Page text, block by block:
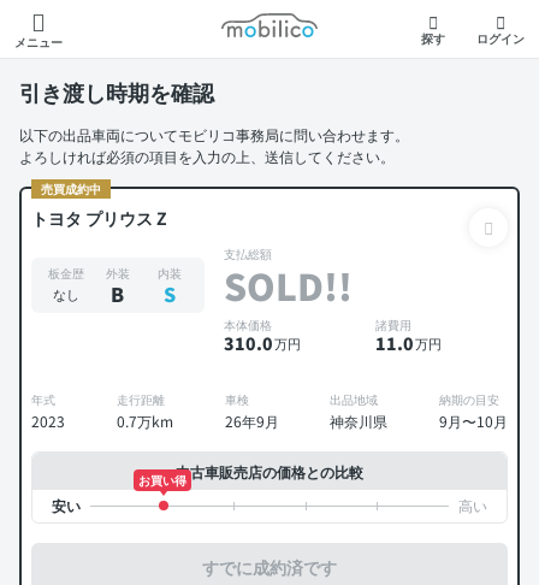
メニュー
モビリコ
探す ログイン
引き渡し時期を確認
以下の出品車両についてモビリコ事務局に問い合わせます。
よろしければ必須の項目を入力の上、送信してください。
売買成約中
トヨタ プリウス Z
板金歴
なし
外装
B
内装
S
支払総額
SOLD!!
本体価格
310.0万円
諸費用
11.0万円
年式
2023
走行距離
0.7万km
車検
26年9月
出品地域
神奈川県
納期の目安
9月〜10月
中古車販売店の価格との比較
お買い得
すでに成約済です